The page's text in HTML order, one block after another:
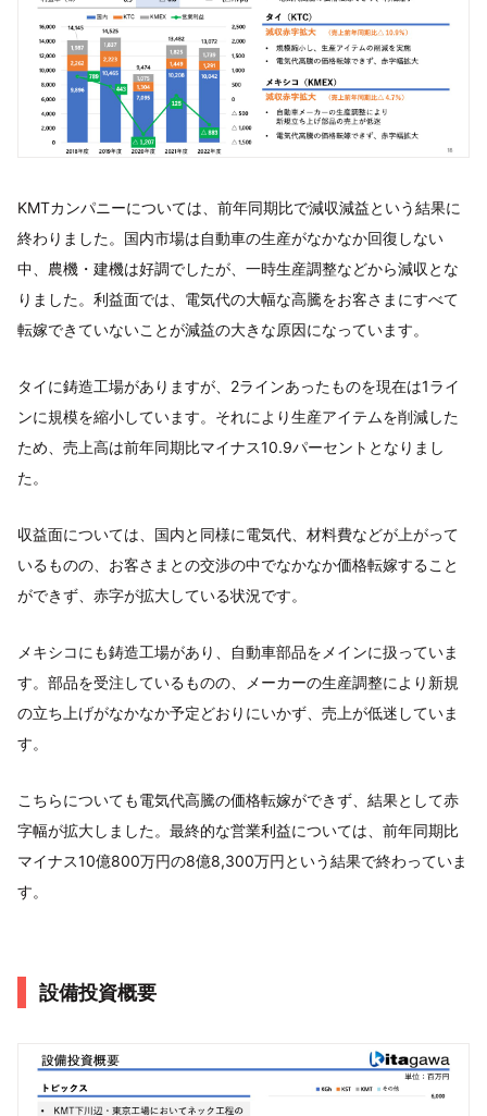
KMTカンパニーについては、前年同期比で減収減益という結果に
終わりました。国内市場は自動車の生産がなかなか回復しない
中、農機・建機は好調でしたが、一時生産調整などから減収とな
りました。利益面では、電気代の大幅な高騰をお客さまにすべて
転嫁できていないことが減益の大きな原因になっています。
タイに鋳造工場がありますが、2ラインあったものを現在は1ライ
ンに規模を縮小しています。それにより生産アイテムを削減した
ため、売上高は前年同期比マイナス10.9パーセントとなりまし
た。
収益面については、国内と同様に電気代、材料費などが上がって
いるものの、お客さまとの交渉の中でなかなか価格転嫁すること
ができず、赤字が拡大している状況です。
メキシコにも鋳造工場があり、自動車部品をメインに扱っていま
す。部品を受注しているものの、メーカーの生産調整により新規
の立ち上げがなかなか予定どおりにいかず、売上が低迷していま
す。
こちらについても電気代高騰の価格転嫁ができず、結果として赤
字幅が拡大しました。最終的な営業利益については、前年同期比
マイナス10億800万円の8億8,300万円という結果で終わっていま
す。
設備投資概要